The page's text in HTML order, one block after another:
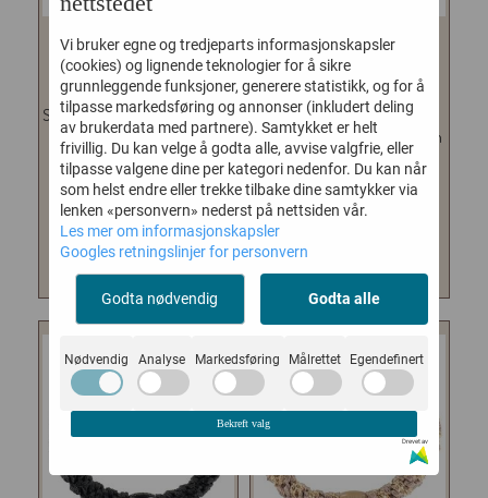
SNAP SWAROVSKI
OFFWHITE
Stor hårspenne fra Bon Dep med
tre swarovski-krystaller på
enden....
79,-
KJØP
KKNEKKI BLACK BEIGE
GLITTER
KKnekki strikkene er de aller
beste strikkene, det er det ingen
tvil om! ...
29,-
Vi bruker egne og tredjeparts informasjonskapsler
(cookies) og lignende teknologier for å sikre
grunnleggende funksjoner, generere statistikk, og for å
tilpasse markedsføring og annonser (inkludert deling
av brukerdata med partnere). Samtykket er helt
frivillig. Du kan velge å godta alle, avvise valgfrie, eller
tilpasse valgene dine per kategori nedenfor. Du kan når
som helst endre eller trekke tilbake dine samtykker via
lenken «personvern» nederst på nettsiden vår.
Les mer om informasjonskapsler
Googles retningslinjer for personvern
Godta nødvendig Godta alle
Nødvendig Analyse Markedsføring Målrettet Egendefinert
Bekreft valg
Drevet av